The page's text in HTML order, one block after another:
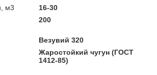
м3
16-30
200
Везувий 320
Жаростойкий чугун (ГОСТ
1412-85)